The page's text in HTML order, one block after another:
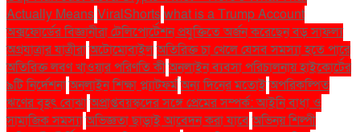
Actually MeansViralShortswhat is a Trump Account
অক্সফোর্ডের বিজ্ঞানীরা টেলিপোর্টেশন প্রযুক্তিতে অর্জন করেছেন বড় সাফল্য
অগ্রযাত্রার যাত্রীরাঅটোমোবাইলঅতিরিক্ত চা খেলে যেসব সমস্যা হতে পারে
অতিরিক্ত লবণ খাওয়ার পরিণতি কীঅনলাইন ব্যবসা পরিচালনায় হাইকোর্টের
৯টি নির্দেশনাঅনলাইন শিক্ষা প্ল্যাটফর্মঅন্য দিনের মতোইঅপরিকল্পিত
ঋণের বৃহৎ বোঝাঅপ্রাপ্তবয়স্কদের সঙ্গে প্রেমের সম্পর্ক: আইনি বাধা ও
সামাজিক সমস্যাঅভিজ্ঞতা ছাড়াই আবেদন করা যাবেঅভিনয় শিল্পী